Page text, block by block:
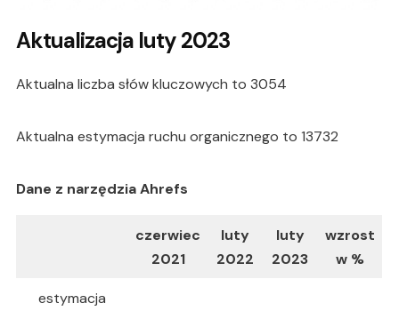
Aktualizacja luty 2023
Aktualna liczba słów kluczowych to 3054
Aktualna estymacja ruchu organicznego to 13732
Dane z narzędzia Ahrefs
czerwiec
2021
luty
2022
luty
2023
wzrost
w %
estymacja